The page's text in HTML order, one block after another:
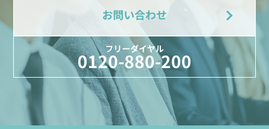
お問い合わせ
フリーダイヤル
0120-880-200